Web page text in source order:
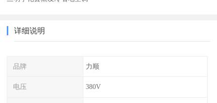
详细说明
品牌 力顺
电压 380V